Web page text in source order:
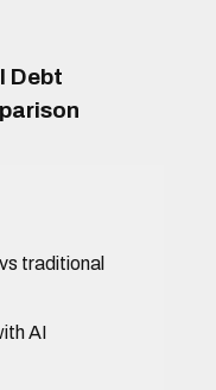
Debt
traditional
AI